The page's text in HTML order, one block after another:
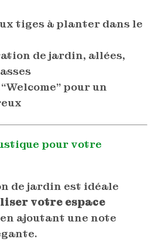
tiges à planter dans le
de jardin, allées,
“Welcome” pour un
pour votre
de jardin est idéale
votre espace
ajoutant une note